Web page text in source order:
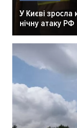
У Києві зросла
нічну атаку РФ